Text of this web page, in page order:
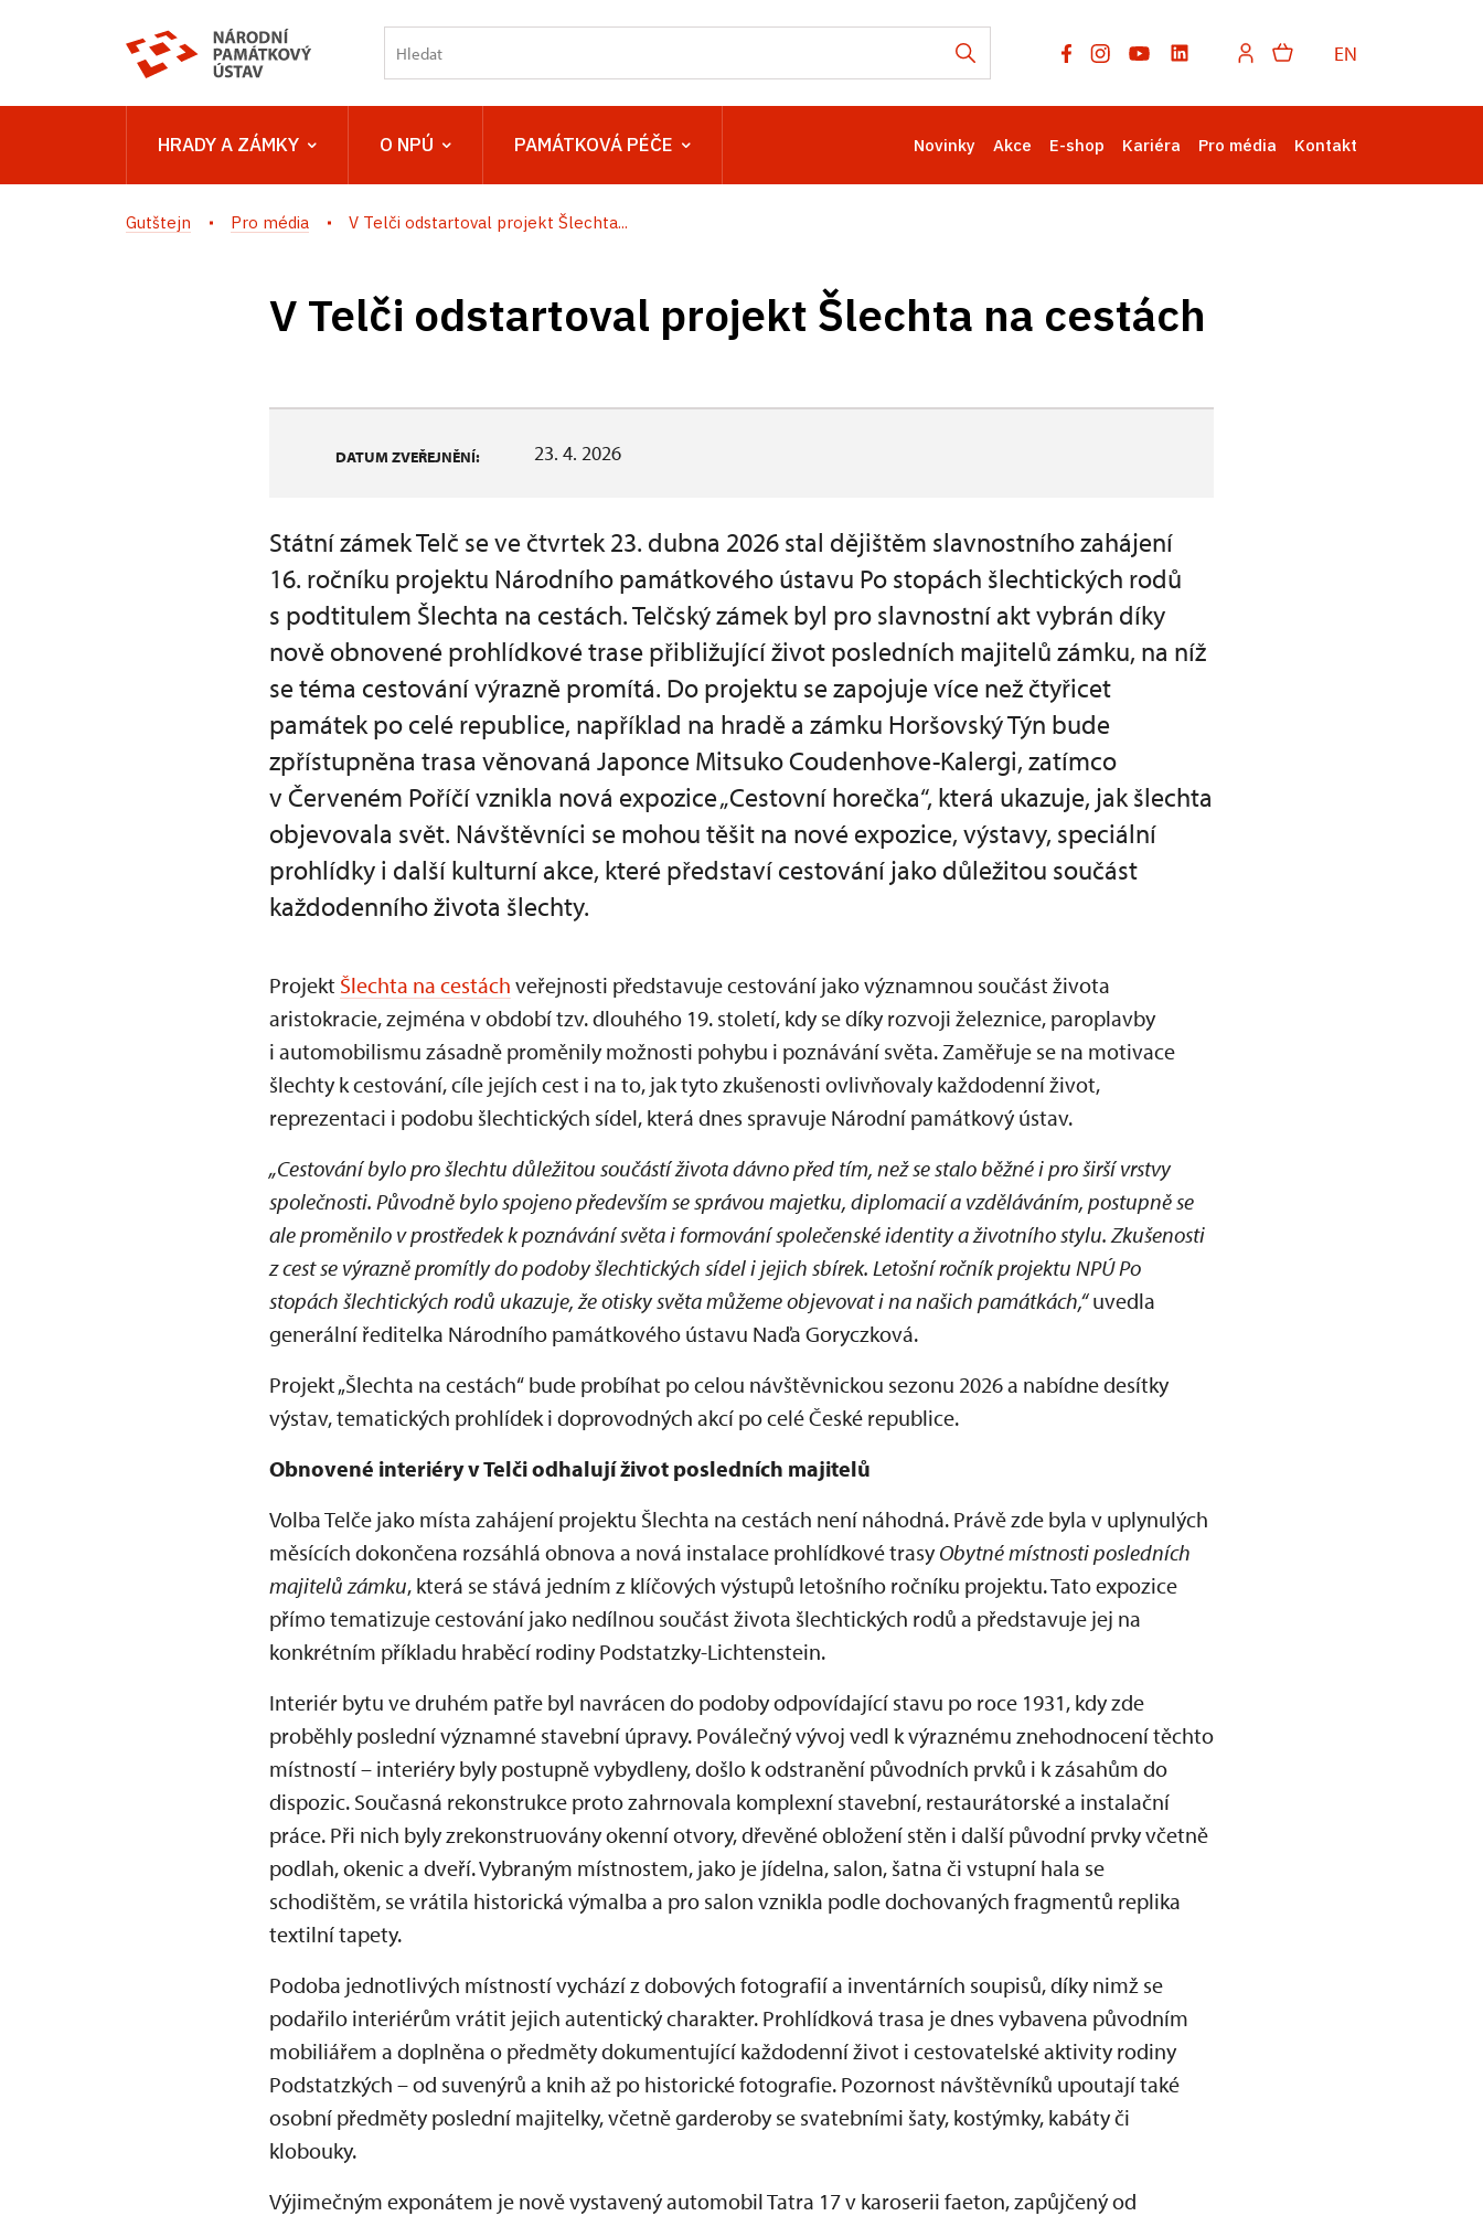
EN
HRADY A ZÁMKY O NPÚ PAMÁTKOVÁ PÉČE Novinky Akce E-shop Kariéra Pro média Kontakt
Gutštejn Pro média V Telči odstartoval projekt Šlechta...
V Telči odstartoval projekt Šlechta na cestách
DATUM ZVEŘEJNĚNÍ: 23. 4. 2026
Státní zámek Telč se ve čtvrtek 23. dubna 2026 stal dějištěm slavnostního zahájení
16. ročníku projektu Národního památkového ústavu Po stopách šlechtických rodů
s podtitulem Šlechta na cestách. Telčský zámek byl pro slavnostní akt vybrán díky
nově obnovené prohlídkové trase přibližující život posledních majitelů zámku, na níž
se téma cestování výrazně promítá. Do projektu se zapojuje více než čtyřicet
památek po celé republice, například na hradě a zámku Horšovský Týn bude
zpřístupněna trasa věnovaná Japonce Mitsuko Coudenhove-Kalergi, zatímco
v Červeném Poříčí vznikla nová expozice „Cestovní horečka“, která ukazuje, jak šlechta
objevovala svět. Návštěvníci se mohou těšit na nové expozice, výstavy, speciální
prohlídky i další kulturní akce, které představí cestování jako důležitou součást
každodenního života šlechty.
Projekt Šlechta na cestách veřejnosti představuje cestování jako významnou součást života
aristokracie, zejména v období tzv. dlouhého 19. století, kdy se díky rozvoji železnice, paroplavby
i automobilismu zásadně proměnily možnosti pohybu i poznávání světa. Zaměřuje se na motivace
šlechty k cestování, cíle jejích cest i na to, jak tyto zkušenosti ovlivňovaly každodenní život,
reprezentaci i podobu šlechtických sídel, která dnes spravuje Národní památkový ústav.
„Cestování bylo pro šlechtu důležitou součástí života dávno před tím, než se stalo běžné i pro širší vrstvy
společnosti. Původně bylo spojeno především se správou majetku, diplomacií a vzděláváním, postupně se
ale proměnilo v prostředek k poznávání světa i formování společenské identity a životního stylu. Zkušenosti
z cest se výrazně promítly do podoby šlechtických sídel i jejich sbírek. Letošní ročník projektu NPÚ Po
stopách šlechtických rodů ukazuje, že otisky světa můžeme objevovat i na našich památkách,“uvedla
generální ředitelka Národního památkového ústavu Naďa Goryczková.
Projekt „Šlechta na cestách“ bude probíhat po celou návštěvnickou sezonu 2026 a nabídne desítky
výstav, tematických prohlídek i doprovodných akcí po celé České republice.
Obnovené interiéry v Telči odhalují život posledních majitelů
Volba Telče jako místa zahájení projektu Šlechta na cestách není náhodná. Právě zde byla v uplynulých
měsících dokončena rozsáhlá obnova a nová instalace prohlídkové trasy Obytné místnosti posledních
majitelů zámku, která se stává jedním z klíčových výstupů letošního ročníku projektu. Tato expozice
přímo tematizuje cestování jako nedílnou součást života šlechtických rodů a představuje jej na
konkrétním příkladu hraběcí rodiny Podstatzky-Lichtenstein.
Interiér bytu ve druhém patře byl navrácen do podoby odpovídající stavu po roce 1931, kdy zde
proběhly poslední významné stavební úpravy. Poválečný vývoj vedl k výraznému znehodnocení těchto
místností – interiéry byly postupně vybydleny, došlo k odstranění původních prvků i k zásahům do
dispozic. Současná rekonstrukce proto zahrnovala komplexní stavební, restaurátorské a instalační
práce. Při nich byly zrekonstruovány okenní otvory, dřevěné obložení stěn i další původní prvky včetně
podlah, okenic a dveří. Vybraným místnostem, jako je jídelna, salon, šatna či vstupní hala se
schodištěm, se vrátila historická výmalba a pro salon vznikla podle dochovaných fragmentů replika
textilní tapety.
Podoba jednotlivých místností vychází z dobových fotografií a inventárních soupisů, díky nimž se
podařilo interiérům vrátit jejich autentický charakter. Prohlídková trasa je dnes vybavena původním
mobiliářem a doplněna o předměty dokumentující každodenní život i cestovatelské aktivity rodiny
Podstatzkých – od suvenýrů a knih až po historické fotografie. Pozornost návštěvníků upoutají také
osobní předměty poslední majitelky, včetně garderoby se svatebními šaty, kostýmky, kabáty či
klobouky.
Výjimečným exponátem je nově vystavený automobil Tatra 17 v karoserii faeton, zapůjčený od